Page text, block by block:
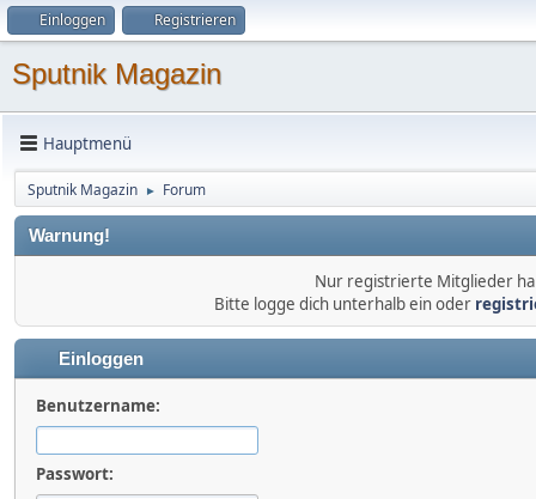
Einloggen Registrieren
Sputnik Magazin
Hauptmenü
Sputnik Magazin ► Forum
Warnung!
Nur registrierte Mitglieder
Bitte logge dich unterhalb ein oder
Einloggen
Benutzername:
Passwort: